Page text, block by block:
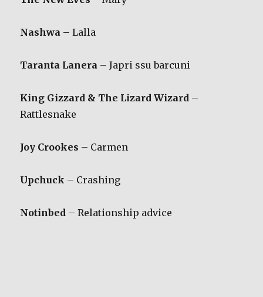
Nashwa – Lalla
Taranta Lanera – Japri ssu barcuni
King Gizzard & The Lizard Wizard –
Rattlesnake
Joy Crookes – Carmen
Upchuck – Crashing
Notinbed – Relationship advice